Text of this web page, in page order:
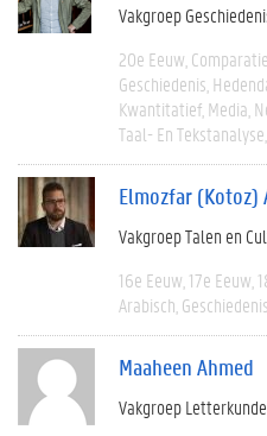
Vakgroep
20e Eeuw
Geschiedenis
Kwantitatief Media
Taal- En Tekstanalyse
Elmozfar (Kotoz)
Vakgroep Talen en
16e Eeuw 17e Eeuw
Arabisch Geschiedenis
Maaheen Ahmed
Vakgroep Letterkunde